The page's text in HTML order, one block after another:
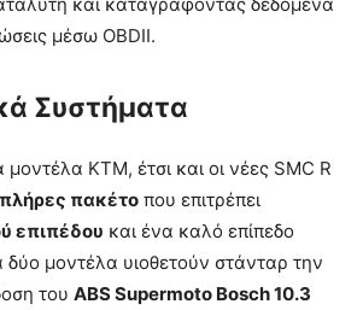
και καταγράφοντας δεδομένα
μέσω OBDII.
Συστήματα
KTM, έτσι και οι νέες SMC R
πλήρες πακέτο που επιτρέπει
επιπέδου και ένα καλό επίπεδο
δύο μοντέλα υιοθετούν στάνταρ την
του ABS Supermoto Bosch 10.3